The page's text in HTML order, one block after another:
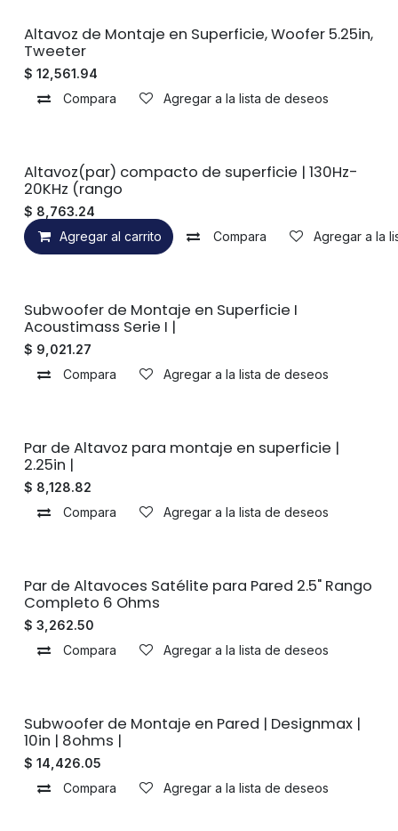
Sin existencias
Altavoz de Montaje en Superficie, Woofer 5.25in,
Tweeter
$ 12,561.94
Compara
Agregar a la lista de deseos
Altavoz(par) compacto de superficie | 130Hz-
20KHz (rango
$ 8,763.24
Agregar al carrito
Compara Agregar a la
Sin existencias
Subwoofer de Montaje en Superficie I
Acoustimass Serie I |
$ 9,021.27
Compara
Agregar a la lista de deseos
Sin existencias
Par de Altavoz para montaje en superficie |
2.25in |
$ 8,128.82
Compara
Agregar a la lista de deseos
Sin existencias
Par de Altavoces Satélite para Pared 2.5" Rango
Completo 6 Ohms
$ 3,262.50
Compara
Agregar a la lista de deseos
Sin existencias
Subwoofer de Montaje en Pared | Designmax |
10in | 8ohms |
$ 14,426.05
Compara
Agregar a la lista de deseos